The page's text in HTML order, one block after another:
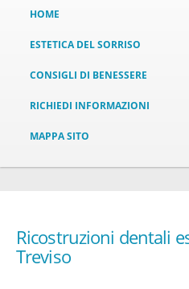
HOME
ESTETICA DEL SORRISO
CONSIGLI DI BENESSERE
RICHIEDI INFORMAZIONI
MAPPA SITO
Ricostruzioni dentali
Treviso